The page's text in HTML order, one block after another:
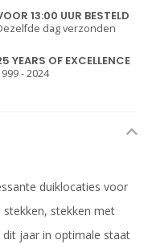
13:00 UUR BESTELD
dag verzonden
YEARS OF EXCELLENCE
- 2024
duiklocaties voor
stekken met
jaar in optimale staat